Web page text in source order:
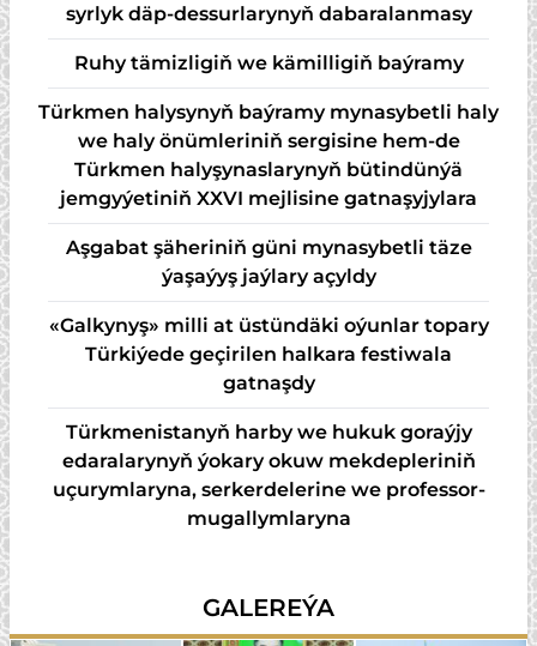
syr­lyk däp-des­sur­la­ry­nyň da­ba­ra­lan­ma­sy
Ruhy tämizligiň we kämilligiň baýramy
Türkmen halysynyň baýramy mynasybetli haly
we haly önümleriniň sergisine hem-de
Türkmen halyşynaslarynyň bütindünýä
jemgyýetiniň XXVI mejlisine gatnaşyjylara
Aşgabat şäheriniň güni mynasybetli täze
ýaşaýyş jaýlary açyldy
«Galkynyş» milli at üstündäki oýunlar topary
Türkiýede geçirilen halkara festiwala
gatnaşdy
Türkmenistanyň harby we hukuk goraýjy
edaralarynyň ýokary okuw mekdepleriniň
uçurymlaryna, serkerdelerine we professor-
mugallymlaryna
GALEREÝA